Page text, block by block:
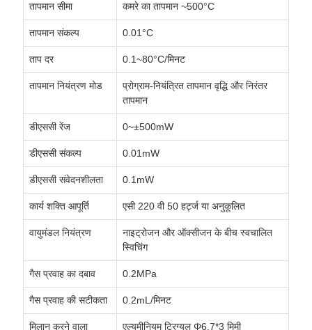
तापमान सीमा कमरे का तापमान ~500°C
तापमान संकल्प 0.01°C
ताप दर 0.1~80°C/मिनट
तापमान नियंत्रण मोड
प्रोग्राम-नियंत्रित तापमान वृद्धि और निरंतर
तापमान
डीएससी रेंज 0~±500mW
डीएससी संकल्प 0.01mW
डीएससी संवेदनशीलता 0.1mW
कार्य शक्ति आपूर्ति एसी 220 वी 50 हर्ट्ज या अनुकूलित
वायुमंडल नियंत्रण
नाइट्रोजन और ऑक्सीजन के बीच स्वचालित
स्विचिंग
गैस प्रवाह का दबाव 0.2MPa
गैस प्रवाह की सटीकता 0.2mL/मिनट
मिलान करने वाला एल्यूमीनियम ट्रिग्यूल Φ6.7*3 मिमी